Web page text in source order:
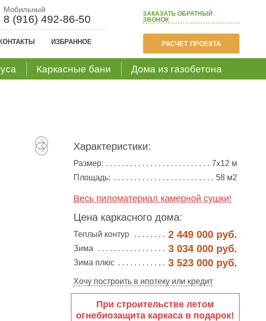
ЗАКАЗАТЬ ОБРАТНЫЙ
ЗВОНОК
РАСЧЕТ ПРОЕКТА
Мобильный
8 (916) 492-86-50
КОНТАКТЫ ИЗБРАННОЕ
Каркасные бани Дома из газобетона
Характеристики:
Размер:
7х12 м
Площадь:
58 м2
Весь пиломатериал камерной сушки!
Цена каркасного дома:
Теплый контур 2 449 000 руб.
Зима 3 034 000 руб.
Зима плюс 3 523 000 руб.
Хочу построить в ипотеку или кредит
При строительстве летом
огнебиозащита каркаса в подарок!